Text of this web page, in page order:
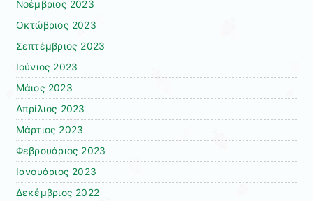
Νοέμβριος 2023
Οκτώβριος 2023
Σεπτέμβριος 2023
Ιούνιος 2023
Μάιος 2023
Απρίλιος 2023
Μάρτιος 2023
Φεβρουάριος 2023
Ιανουάριος 2023
Δεκέμβριος 2022